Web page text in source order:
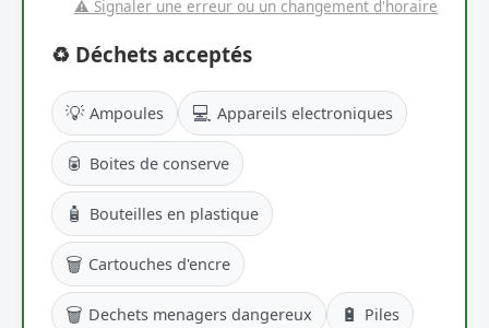
⚠️ Signaler une erreur ou un changement d'horaire
♻️ Déchets acceptés
💡 Ampoules 💻 Appareils electroniques
🥫 Boites de conserve
🧴 Bouteilles en plastique
🗑️ Cartouches d'encre
🗑️ Dechets menagers dangereux 🔋 Piles